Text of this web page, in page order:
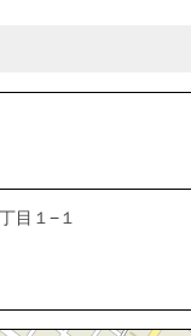
目１−１